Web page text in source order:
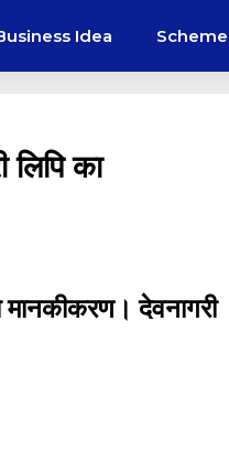
Idea Scheme
लिपि का
मानकीकरण। देवनागरी